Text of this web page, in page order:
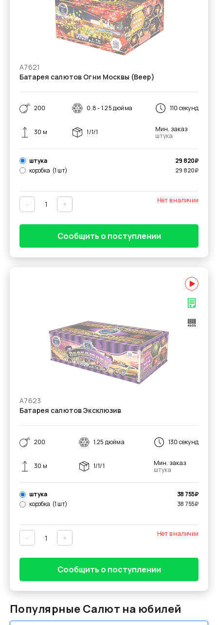
А7621
Батарея салютов Огни Москвы (Веер)
200 0.8 - 1.25 дюйма 110 секунд
30 м 1/1/1
Мин. заказ
штука
штука 29 820₽
коробка (1 шт) 29 820₽
- + Нет в наличии
Сообщить о поступлении
А7623
Батарея салютов Эксклюзив
200 1.25 дюйма 130 секунд
30 м 1/1/1
Мин. заказ
штука
штука 38 755₽
коробка (1 шт) 38 755₽
- + Нет в наличии
Сообщить о поступлении
Популярные Салют на юбилей